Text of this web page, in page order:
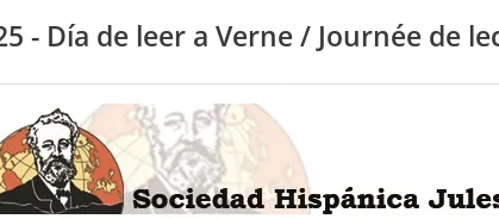
- Día de leer a Verne / Journée de